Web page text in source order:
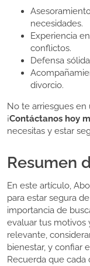
necesidades.
Experiencia
conflictos.
Defensa
divorcio.
No te arriesgues
¡Contáctanos hoy
necesitas y estar
Resumen
En este artículo,
para estar segura
importancia de
evaluar tus motivos
relevante,
bienestar, y confiar
Recuerda que cada